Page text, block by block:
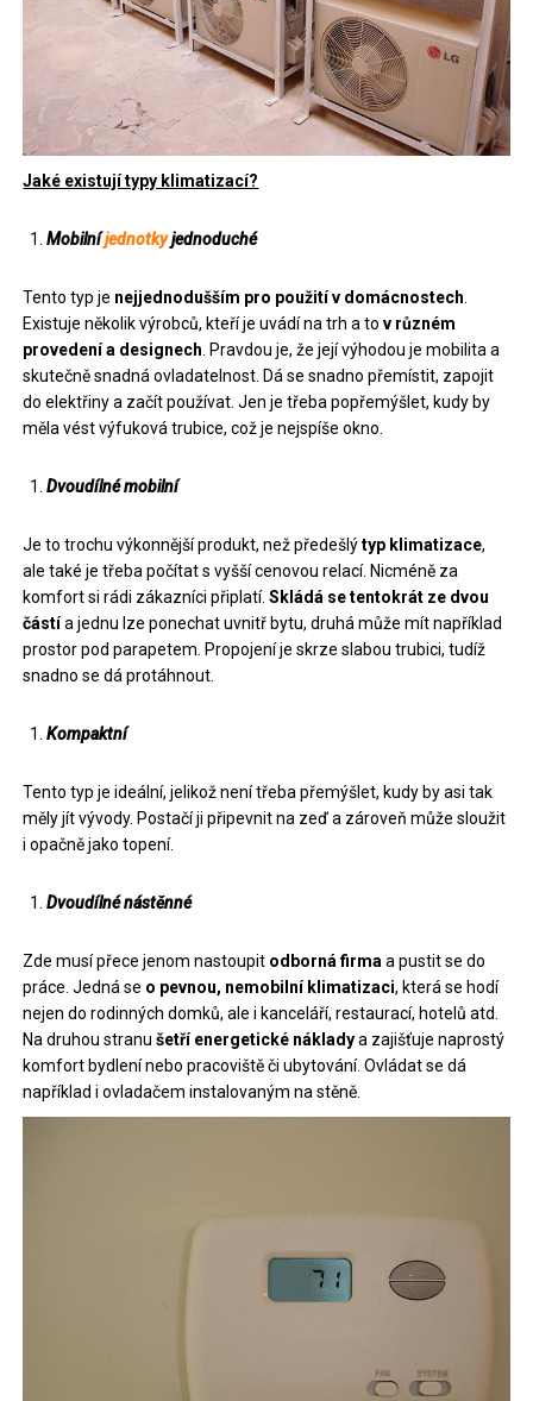
Jaké existují typy klimatizací?
Mobilníjednotkyjednoduché
Tento typ je nejjednodušším pro použití v domácnostech
Existuje několik výrobců, kteří je uvádí na trh a tov různém
provedení a designech . Pravdou je, že její výhodou je mobilita a
skutečně snadná ovladatelnost. Dá se snadno přemístit, zapojit
do elektřiny a začít používat. Jen je třeba popřemýšlet, kudy by
měla vést výfuková trubice, což je nejspíše okno.
Dvoudílné mobilní
Je to trochu výkonnější produkt, než předešlýtyp klimatizace,
ale také je třeba počítat s vyšší cenovou relací. Nicméně za
komfort si rádi zákazníci připlatí.Skládá se tentokrát ze dvou
částía jednu lze ponechat uvnitř bytu, druhá může mít například
prostor pod parapetem. Propojení je skrze slabou trubici, tudíž
snadno se dá protáhnout.
Kompaktní
Tento typ je ideální, jelikož není třeba přemýšlet, kudy by asi tak
měly jít vývody. Postačí ji připevnit na zeď a zároveň může sloužit
i opačně jako topení.
Dvoudílné nástěnné
Zde musí přece jenom nastoupit odborná firma a pustit se do
práce. Jedná se o pevnou, nemobilní klimatizaci, která se hodí
nejen do rodinných domků, ale i kanceláří, restaurací, hotelů atd.
Na druhou stranušetří energetické nákladya zajišťuje naprostý
komfort bydlení nebo pracoviště či ubytování. Ovládat se dá
například i ovladačem instalovaným na stěně.